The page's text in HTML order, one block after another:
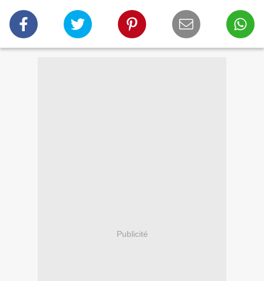
Publicité